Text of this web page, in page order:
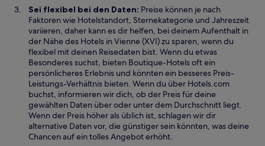
Sei flexibel bei den Daten: Preise können je nach
Faktoren wie Hotelstandort, Sternekategorie und Jahreszeit
variieren, daher kann es dir helfen, bei deinem Aufenthalt in
der Nähe des Hotels in Vienne (XVI) zu sparen, wenn du
flexibel mit deinen Reisedaten bist. Wenn du etwas
Besonderes suchst, bieten Boutique-Hotels oft ein
persönlicheres Erlebnis und könnten ein besseres Preis-
Leistungs-Verhältnis bieten. Wenn du über Hotels.com
buchst, informieren wir dich, ob der Preis für deine
gewählten Daten über oder unter dem Durchschnitt liegt.
Wenn der Preis höher als üblich ist, schlagen wir dir
alternative Daten vor, die günstiger sein könnten, was deine
Chancen auf ein tolles Angebot erhöht.